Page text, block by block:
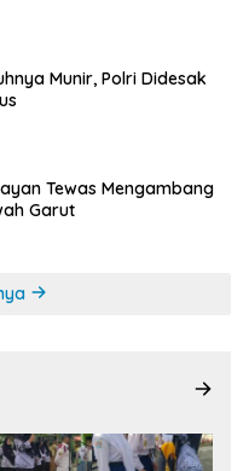
Munir, Polri Didesak
Tewas Mengambang
Garut